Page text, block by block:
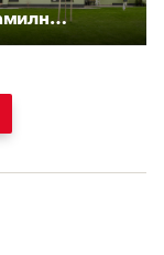
Еднофамилна къща, Красновски минерални бани